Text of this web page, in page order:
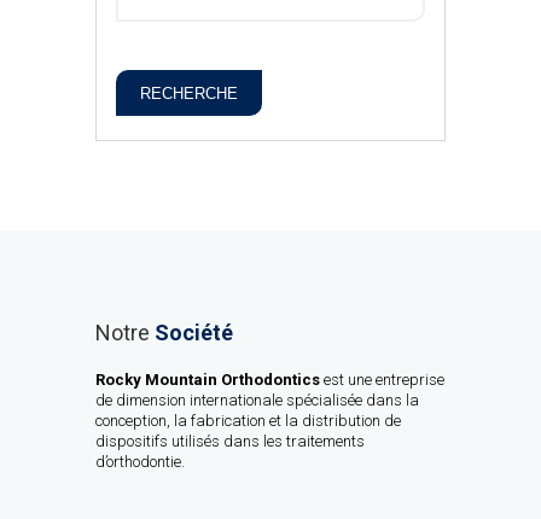
RECHERCHE
Notre Société
Rocky Mountain Orthodontics est une entreprise
de dimension internationale spécialisée dans la
conception, la fabrication et la distribution de
dispositifs utilisés dans les traitements
d’orthodontie.